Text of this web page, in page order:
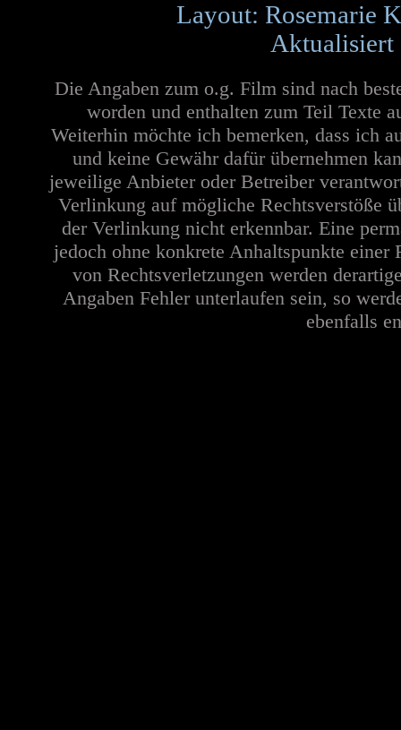
Layout: Rosemarie
Aktualisiert
Die Angaben zum o.g. Film sind nach
worden und enthalten zum Teil Texte
Weiterhin möchte ich bemerken, dass ich
und keine Gewähr dafür übernehmen
jeweilige Anbieter oder Betreiber
Verlinkung auf mögliche Rechtsverstöße
der Verlinkung nicht erkennbar. Eine
jedoch ohne konkrete Anhaltspunkte
von Rechtsverletzungen werden
Angaben Fehler unterlaufen sein, so
ebenfalls